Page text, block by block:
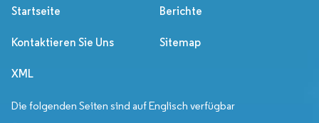
Startseite Berichte
Kontaktieren Sie Uns Sitemap
XML
Die folgenden Seiten sind auf Englisch verfügbar